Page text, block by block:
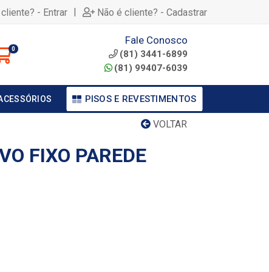
- Entrar | Não é cliente? - Cadastrar
0
Fale Conosco
(81) 3441-6899
(81) 99407-6039
PISOS E REVESTIMENTOS
VOLTAR
FIXO PAREDE